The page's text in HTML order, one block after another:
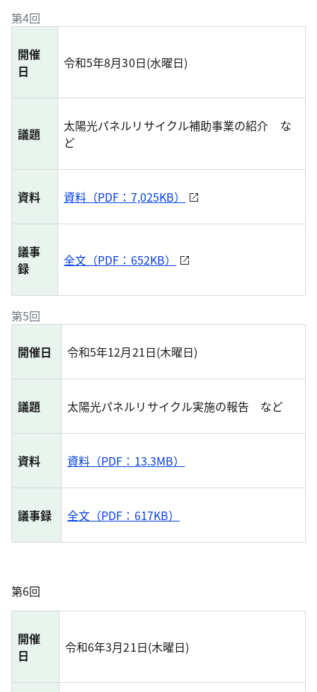
第4回
開催
日
令和5年8月30日(水曜日)
議題
太陽光パネルリサイクル補助事業の紹介 な
ど
資料 資料（PDF：7,025KB）
議事
録
全文（PDF：652KB）
第5回
開催日 令和5年12月21日(木曜日)
議題 太陽光パネルリサイクル実施の報告 など
資料 資料（PDF：13.3MB）
議事録 全文（PDF：617KB）
第6回
開催
日
令和6年3月21日(木曜日)